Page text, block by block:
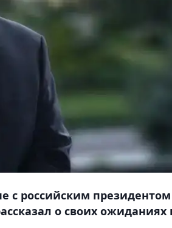
с российским президентом
о своих ожиданиях